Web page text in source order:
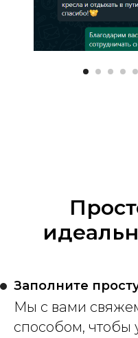
Заполните
Мы с вами
способом, чтобы